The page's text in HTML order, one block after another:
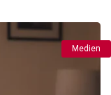
Medien